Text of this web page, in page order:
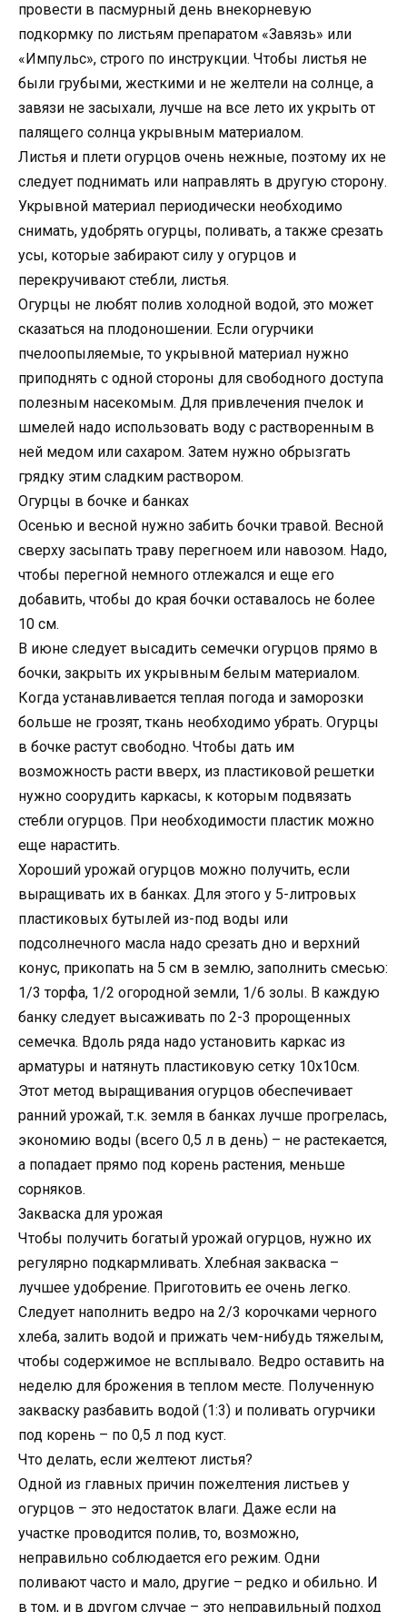
провести в пасмурный день внекорневую
подкормку по листьям препаратом «Завязь» или
«Импульс», строго по инструкции. Чтобы листья не
были грубыми, жесткими и не желтели на солнце, а
завязи не засыхали, лучше на все лето их укрыть от
палящего солнца укрывным материалом.
Листья и плети огурцов очень нежные, поэтому их не
следует поднимать или направлять в другую сторону.
Укрывной материал периодически необходимо
снимать, удобрять огурцы, поливать, а также срезать
усы, которые забирают силу у огурцов и
перекручивают стебли, листья.
Огурцы не любят полив холодной водой, это может
сказаться на плодоношении. Если огурчики
пчелоопыляемые, то укрывной материал нужно
приподнять с одной стороны для свободного доступа
полезным насекомым. Для привлечения пчелок и
шмелей надо использовать воду с растворенным в
ней медом или сахаром. Затем нужно обрызгать
грядку этим сладким раствором.
Огурцы в бочке и банках
Осенью и весной нужно забить бочки травой. Весной
сверху засыпать траву перегноем или навозом. Надо,
чтобы перегной немного отлежался и еще его
добавить, чтобы до края бочки оставалось не более
10 см.
В июне следует высадить семечки огурцов прямо в
бочки, закрыть их укрывным белым материалом.
Когда устанавливается теплая погода и заморозки
больше не грозят, ткань необходимо убрать. Огурцы
в бочке растут свободно. Чтобы дать им
возможность расти вверх, из пластиковой решетки
нужно соорудить каркасы, к которым подвязать
стебли огурцов. При необходимости пластик можно
еще нарастить.
Хороший урожай огурцов можно получить, если
выращивать их в банках. Для этого у 5-литровых
пластиковых бутылей из-под воды или
подсолнечного масла надо срезать дно и верхний
конус, прикопать на 5 см в землю, заполнить смесью:
1/3 торфа, 1/2 огородной земли, 1/6 золы. В каждую
банку следует высаживать по 2-3 пророщенных
семечка. Вдоль ряда надо установить каркас из
арматуры и натянуть пластиковую сетку 10х10см.
Этот метод выращивания огурцов обеспечивает
ранний урожай, т.к. земля в банках лучше прогрелась,
экономию воды (всего 0,5 л в день) – не растекается,
а попадает прямо под корень растения, меньше
сорняков.
Закваска для урожая
Чтобы получить богатый урожай огурцов, нужно их
регулярно подкармливать. Хлебная закваска –
лучшее удобрение. Приготовить ее очень легко.
Следует наполнить ведро на 2/3 корочками черного
хлеба, залить водой и прижать чем-нибудь тяжелым,
чтобы содержимое не всплывало. Ведро оставить на
неделю для брожения в теплом месте. Полученную
закваску разбавить водой (1:3) и поливать огурчики
под корень – по 0,5 л под куст.
Что делать, если желтеют листья?
Одной из главных причин пожелтения листьев у
огурцов – это недостаток влаги. Даже если на
участке проводится полив, то, возможно,
неправильно соблюдается его режим. Одни
поливают часто и мало, другие – редко и обильно. И
в том, и в другом случае – это неправильный подход